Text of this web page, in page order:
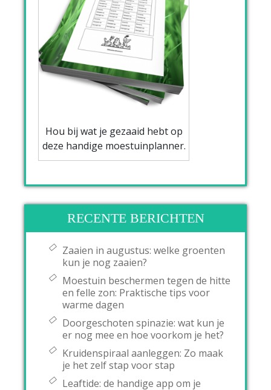
Hou bij wat je gezaaid hebt op
deze handige moestuinplanner.
RECENTE BERICHTEN
Zaaien in augustus: welke groenten
kun je nog zaaien?
Moestuin beschermen tegen de hitte
en felle zon: Praktische tips voor
warme dagen
Doorgeschoten spinazie: wat kun je
er nog mee en hoe voorkom je het?
Kruidenspiraal aanleggen: Zo maak
je het zelf stap voor stap
Leaftide: de handige app om je